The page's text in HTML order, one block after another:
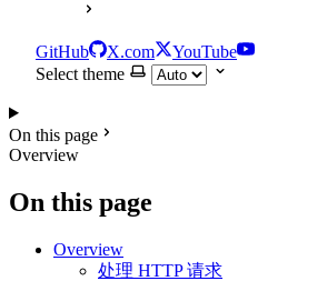
GitHub X.com
YouTube
Select theme
On this page
Overview
On this page
Overview
处理 HTTP 请求